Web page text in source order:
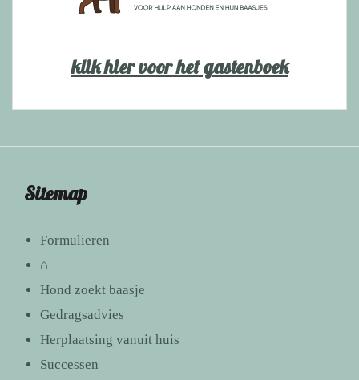
klik hier voor het gastenboek
Sitemap
Formulieren
⌂
Hond zoekt baasje
Gedragsadvies
Herplaatsing vanuit huis
Successen